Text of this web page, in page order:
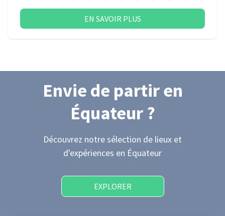
EN SAVOIR PLUS
Envie de partiren
Équateur?
Découvrez notre sélection de lieux et
d'expériences en Équateur
EXPLORER